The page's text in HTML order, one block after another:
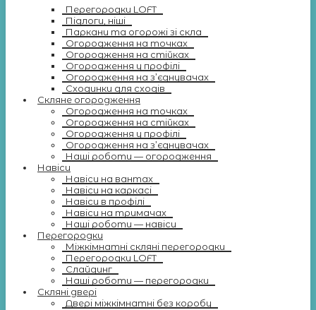
Перегородки LOFT
Підлоги, ніші
Паркани та огорожі зі скла
Огородження на точках
Огородження на стійках
Огородження у профілі
Огородження на з’єднувачах
Сходинки для сходів
Скляне огородження
Огородження на точках
Огородження на стійках
Огородження у профілі
Огородження на з’єднувачах
Наші роботи — огородження
Навіси
Навіси на вантах
Навіси на каркасі
Навіси в профілі
Навіси на тримачах
Наші роботи — навіси
Перегородки
Міжкімнатні скляні перегородки
Перегородки LOFT
Слайдинг
Наші роботи — перегородки
Скляні двері
Двері міжкімнатні без коробу